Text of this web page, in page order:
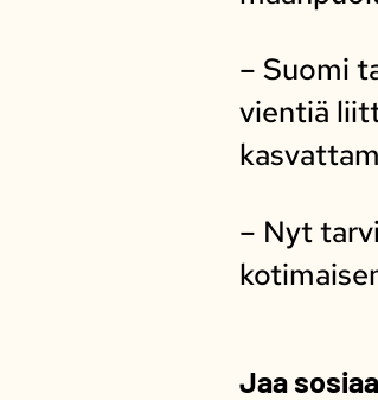
– Suomi
vientiä
– Nyt
Jaa